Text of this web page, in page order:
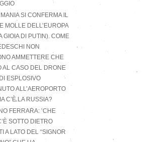
SI CONFERMA IL
MOLLE DELL’EUROPA
GIOIA DI PUTIN). COME
NON
AMMETTERE CHE
AL CASO DEL DRONE
ESPLOSIVO
ALL’AEROPORTO
C’È LA RUSSIA?
FERRARA: ’CHE
SOTTO DIETRO
A LATO DEL “SIGNOR